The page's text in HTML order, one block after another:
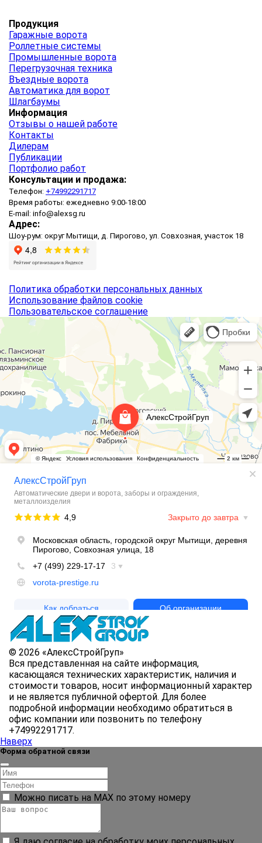
Продукция
Гаражные ворота
Роллетные системы
Промышленные ворота
Перегрузочная техника
Въездные ворота
Автоматика для ворот
Шлагбаумы
Информация
Отзывы о нашей работе
Контакты
Дилерам
Публикации
Портфолио работ
Консультации и продажа:
Телефон: +74992291717
Время работы: ежедневно 9:00-18:00
E-mail: info@alexsg.ru
Адрес:
Шоу-рум: округ Мытищи, д. Пирогово, ул. Совхозная, участок 18
Политика обработки персональных данных
Использование файлов cookie
Пользовательское соглашение
© 2026 «АлексСтройГруп»
Вся представленная на сайте информация,
касающаяся технических характеристик, наличия и
стоимости товаров, носит информационный характер
и не является публичной офертой. Для более
подробной информации необходимо обратиться в
офис компании или позвонить по телефону
+74992291717.
Наверх
Форма обратной связи
Можно писать на MAX по этому номеру